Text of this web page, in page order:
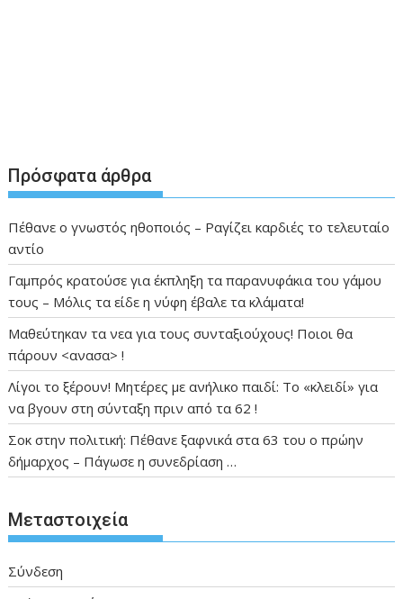
Πρόσφατα άρθρα
Πέθανε ο γνωστός ηθοποιός – Ραγίζει καρδιές το τελευταίο
αντίο
Γαμπρός κρατούσε για έκπληξη τα παρανυφάκια του γάμου
τους – Μόλις τα είδε η νύφη έβαλε τα κλάματα!
Μαθεύτηκαν τα νεα για τους συνταξιούχους! Ποιοι θα
πάρουν <ανασα> !
Λίγοι το ξέρουν! Μητέρες με ανήλικο παιδί: Το «κλειδί» για
να βγουν στη σύνταξη πριν από τα 62 !
Σοκ στην πολιτική: Πέθανε ξαφνικά στα 63 του ο πρώην
δήμαρχος – Πάγωσε η συνεδρίαση …
Μεταστοιχεία
Σύνδεση